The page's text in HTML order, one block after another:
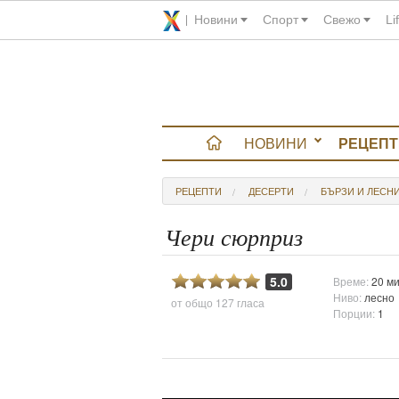
Новини Спорт Свежо
НОВИНИ
РЕЦЕПТИ ДЕСЕРТИ БЪРЗИ И ЛЕСНИ
Чери сюрприз
5.0
от общо 127 гласа
Време:20
Ниво: лесно
Порции: 1